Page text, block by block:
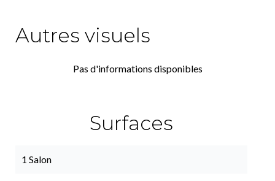
Autres visuels
Pas d'informations disponibles
Surfaces
1 Salon